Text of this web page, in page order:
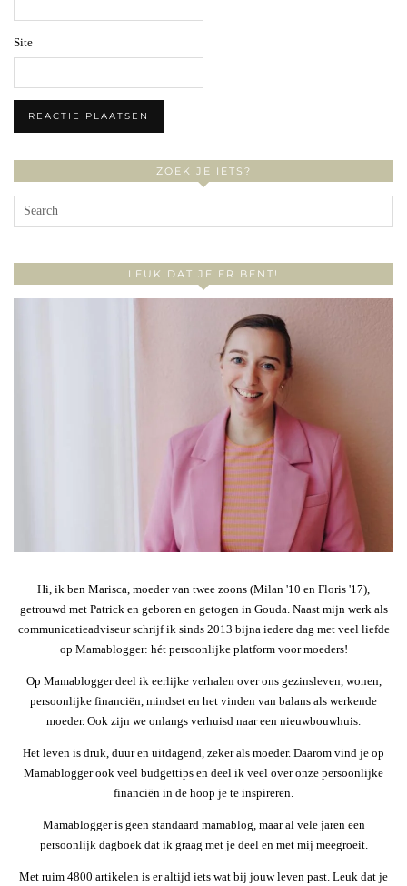
Site
ZOEK JE IETS?
LEUK DAT JE ER BENT!
Hi, ik ben Marisca, moeder van twee zoons (Milan '10 en Floris '17),
getrouwd met Patrick en geboren en getogen in Gouda. Naast mijn werk als
communicatieadviseur schrijf ik sinds 2013 bijna iedere dag met veel liefde
op Mamablogger: hét persoonlijke platform voor moeders!
Op Mamablogger deel ik eerlijke verhalen over ons gezinsleven, wonen,
persoonlijke financiën, mindset en het vinden van balans als werkende
moeder. Ook zijn we onlangs verhuisd naar een nieuwbouwhuis.
Het leven is druk, duur en uitdagend, zeker als moeder. Daarom vind je op
Mamablogger ook veel budgettips en deel ik veel over onze persoonlijke
financiën in de hoop je te inspireren.
Mamablogger is geen standaard mamablog, maar al vele jaren een
persoonlijk dagboek dat ik graag met je deel en met mij meegroeit.
Met ruim 4800 artikelen is er altijd iets wat bij jouw leven past. Leuk dat je